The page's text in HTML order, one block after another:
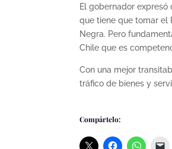
El gobernador
que tiene que tomar el
Negra. Pero
Chile que es
Con una mejor
tráfico de bienes y
Compártelo: